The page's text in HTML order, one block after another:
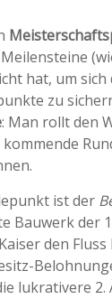
hat, um
zu
: Man rollt den
ist der
Bauwerk der
den
lukrativere 2.